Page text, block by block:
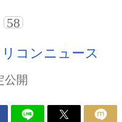
58
コンニュース
公開